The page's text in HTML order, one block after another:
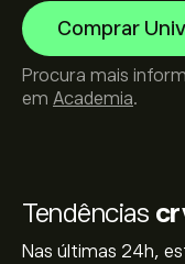
Tendências
Nas últimas 24h,
Comprar
Procura mais
em Academia.